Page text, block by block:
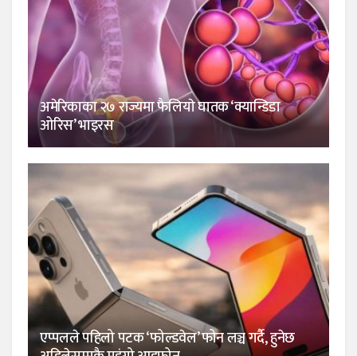
अमेरिकाका २७ राज्यमा फैलियाे घातक ‘क्यान्डिडा
ओरिस’ भाइरस
एप्पलले पहिलो पटक ‘फोल्डवेल’ फोन लञ्च गर्दै, हुनेछ